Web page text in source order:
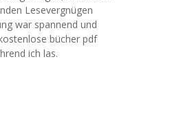
Lesevergnügen
war spannend und
bücher pdf
ich las.